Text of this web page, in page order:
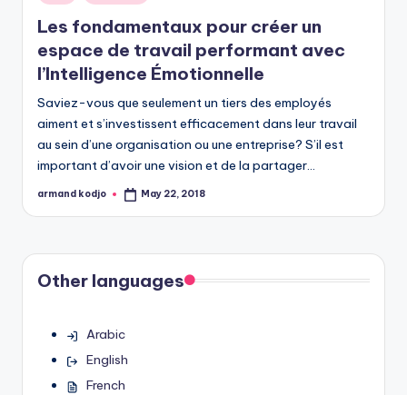
in
Les fondamentaux pour créer un
espace de travail performant avec
l’Intelligence Émotionnelle
Saviez-vous que seulement un tiers des employés
aiment et s’investissent efficacement dans leur travail
au sein d’une organisation ou une entreprise? S’il est
important d’avoir une vision et de la partager…
Posted
armand kodjo May 22, 2018
Other languages
Arabic
English
French